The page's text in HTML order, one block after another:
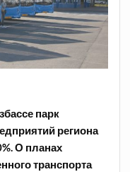
парк
региона
О планах
транспорта